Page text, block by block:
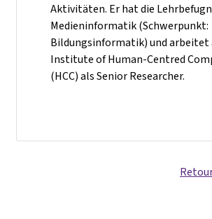
Aktivitäten. Er hat die
Medieninformatik (Schwerpunkt:
Bildungsinformatik) und arbeitet
Institute of Human-Centred
(HCC) als Senior Researcher.